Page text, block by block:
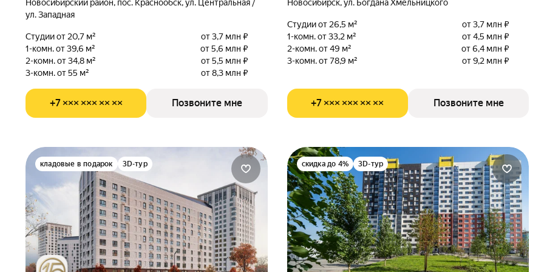
Новосибирский район, пос. Краснообск, ул. Центральная /
ул. Западная
Студии от 20,7 м²
от 3,7 млн ₽
1-комн. от 39,6 м²
от 5,6 млн ₽
2-комн. от 34,8 м²
от 5,5 млн ₽
3-комн. от 55 м²
от 8,3 млн ₽
+7 ××× ××× ×× ×× Позвоните мне
Новосибирск, ул. Богдана Хмельницкого
Студии от 26,5 м²
от 3,7 млн ₽
1-комн. от 33,2 м²
от 4,5 млн ₽
2-комн. от 49 м²
от 6,4 млн ₽
3-комн. от 78,9 м²
от 9,2 млн ₽
+7 ××× ××× ×× ×× Позвоните мне
кладовые в подарок 3D-тур скидка до 4% 3D-тур